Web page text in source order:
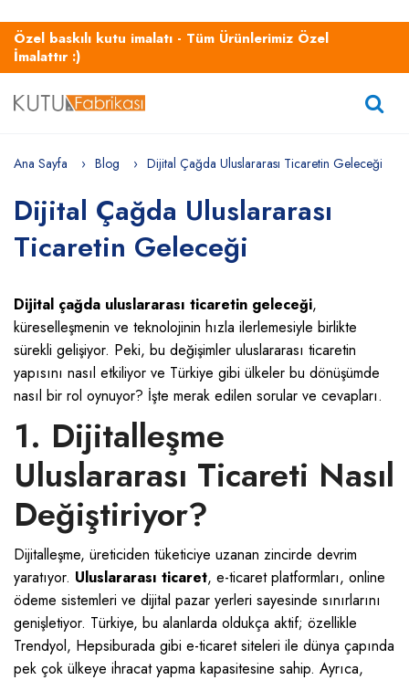
Özel baskılı kutu imalatı - Tüm Ürünlerimiz Özel
İmalattır :)
Ana Sayfa Blog Dijital Çağda Uluslararası Ticaretin Geleceği
Dijital Çağda Uluslararası
Ticaretin Geleceği
Dijital çağda uluslararası ticaretin geleceği,
küreselleşmenin ve teknolojinin hızla ilerlemesiyle birlikte
sürekli gelişiyor. Peki, bu değişimler uluslararası ticaretin
yapısını nasıl etkiliyor ve Türkiye gibi ülkeler bu dönüşümde
nasıl bir rol oynuyor? İşte merak edilen sorular ve cevapları.
1. Dijitalleşme
Uluslararası Ticareti Nasıl
Değiştiriyor?
Dijitalleşme, üreticiden tüketiciye uzanan zincirde devrim
yaratıyor. Uluslararası ticaret, e-ticaret platformları, online
ödeme sistemleri ve dijital pazar yerleri sayesinde sınırlarını
genişletiyor. Türkiye, bu alanlarda oldukça aktif; özellikle
Trendyol, Hepsiburada gibi e-ticaret siteleri ile dünya çapında
pek çok ülkeye ihracat yapma kapasitesine sahip. Ayrıca,